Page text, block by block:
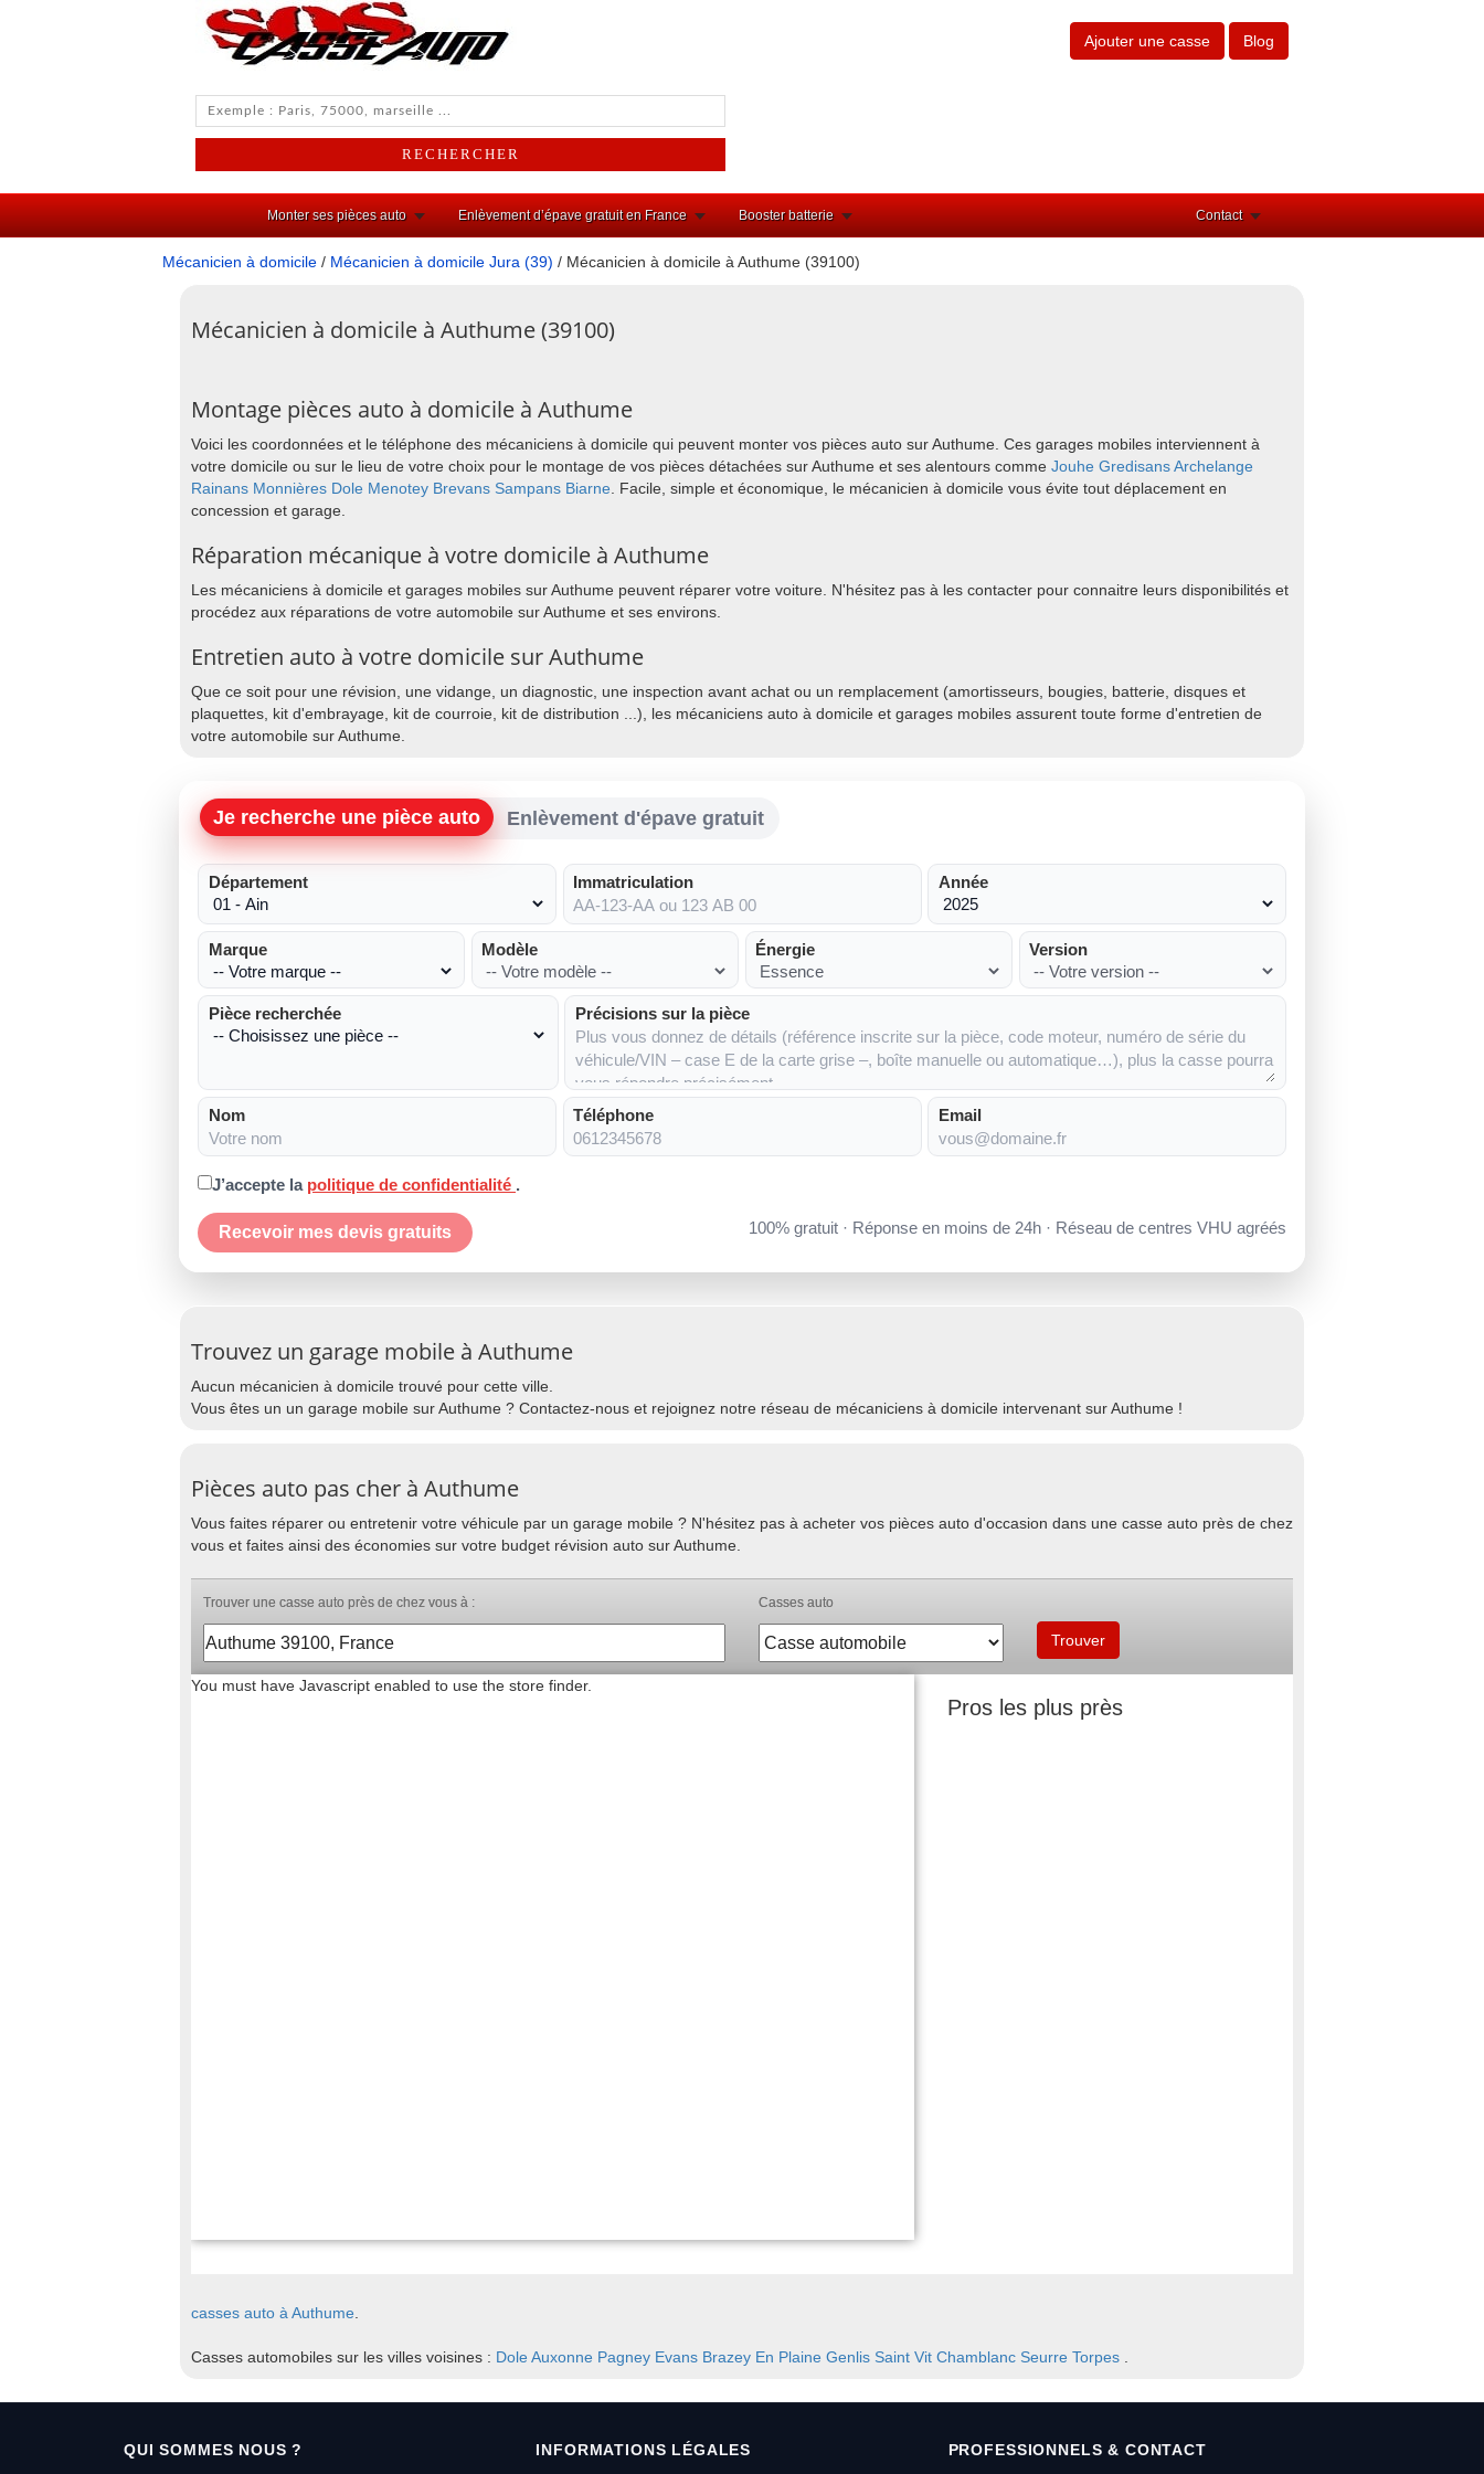
Ajouter une casse Blog
Monter ses pièces auto Enlèvement d’épave gratuit en France Booster batterie Contact
Mécanicien à domicile / Mécanicien à domicile Jura (39) / Mécanicien à domicile à Authume (39100)
Mécanicien à domicile à Authume (39100)
Montage pièces auto à domicile à Authume
Voici les coordonnées et le téléphone des mécaniciens à domicile qui peuvent monter vos pièces auto sur Authume. Ces garages mobiles interviennent à
votre domicile ou sur le lieu de votre choix pour le montage de vos pièces détachées sur Authume et ses alentours comme Jouhe GredisansArchelange
Rainans Monnières Dole Menotey Brevans Sampans Biarne . Facile, simple et économique, le mécanicien à domicile vous évite tout déplacement en
concession et garage.
Réparation mécanique à votre domicile à Authume
Les mécaniciens à domicile et garages mobiles sur Authume peuvent réparer votre voiture. N'hésitez pas à les contacter pour connaitre leurs disponibilités et
procédez aux réparations de votre automobile sur Authume et ses environs.
Entretien auto à votre domicile sur Authume
Que ce soit pour une révision, une vidange, un diagnostic, une inspection avant achat ou un remplacement (amortisseurs, bougies, batterie, disques et
plaquettes, kit d'embrayage, kit de courroie, kit de distribution ...), les mécaniciens auto à domicile et garages mobiles assurent toute forme d'entretien de
votre automobile sur Authume.
Je recherche une pièce auto Enlèvement d'épave gratuit
Département Immatriculation Année
Marque Modèle Énergie Version
Pièce recherchée Précisions sur la pièce
Nom Téléphone Email
J’accepte la politique de confidentialité .
Recevoir mes devis gratuits 100% gratuit · Réponse en moins de 24h · Réseau de centres VHU agréés
Trouvez un garage mobile à Authume
Aucun mécanicien à domicile trouvé pour cette ville.
Vous êtes un un garage mobile sur Authume ? Contactez-nous et rejoignez notre réseau de mécaniciens à domicile intervenant sur Authume !
Pièces auto pas cher à Authume
Vous faites réparer ou entretenir votre véhicule par un garage mobile ? N'hésitez pas à acheter vos pièces auto d'occasion dans une casse auto près de chez
vous et faites ainsi des économies sur votre budget révision auto sur Authume.
casses auto à Authume
Casses automobiles sur les villes voisines : Dole Auxonne Pagney Evans Brazey En Plaine Genlis Saint Vit Chamblanc Seurre Torpes
QUI SOMMES NOUS ? INFORMATIONS LÉGALES PROFESSIONNELS & CONTACT